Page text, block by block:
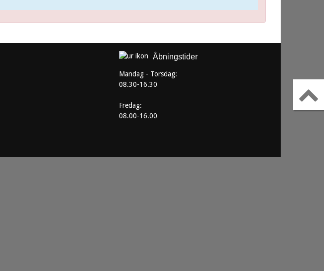
Åbningstider
Mandag - Torsdag:
08.30-16.30
Fredag:
08.00-16.00